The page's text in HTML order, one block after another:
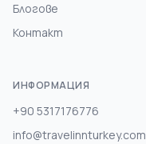
Блогове
Контакт
ИНФОРМАЦИЯ
+90 5317176776
info@travelinnturkey.com